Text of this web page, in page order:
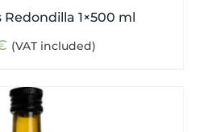
1×500 ml
(VAT included)